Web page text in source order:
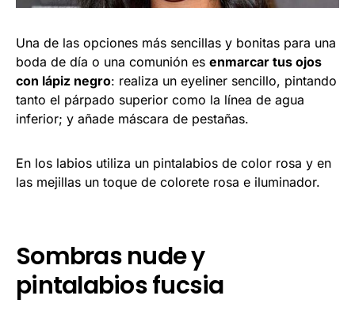
Una de las opciones más sencillas y bonitas para una
boda de día o una comunión es enmarcar tus ojos
con lápiz negro: realiza un eyeliner sencillo, pintando
tanto el párpado superior como la línea de agua
inferior; y añade máscara de pestañas.
En los labios utiliza un pintalabios de color rosa y en
las mejillas un toque de colorete rosa e iluminador.
Sombras nude y
pintalabios fucsia